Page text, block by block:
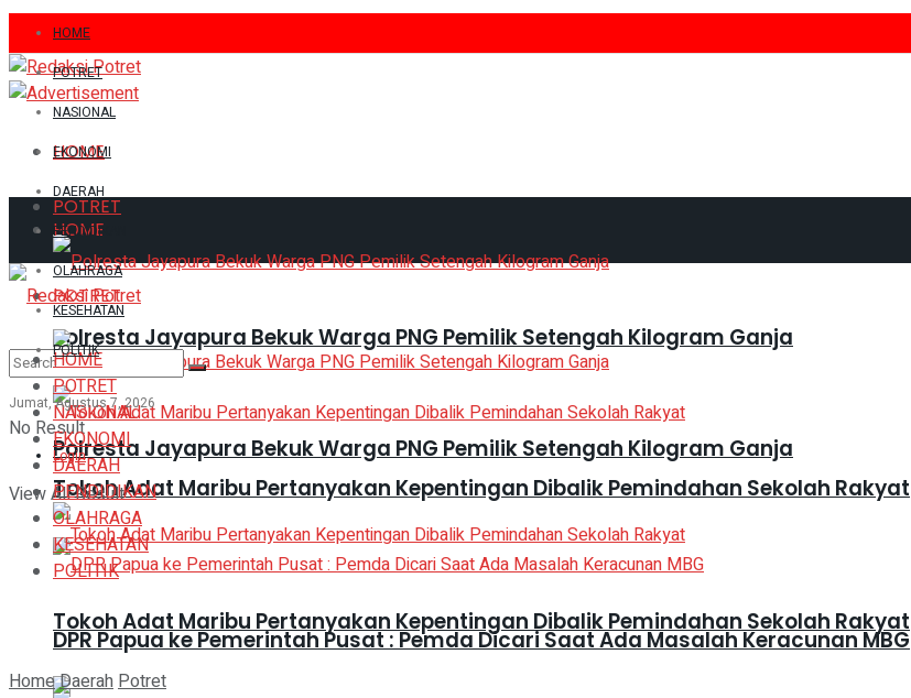
HOME
POTRET
NASIONAL
EKONOMI
DAERAH
PENDIDIKAN
OLAHRAGA
KESEHATAN
POLITIK
Jumat, Agustus 7, 2026
Login
HOME
POTRET
Polresta Jayapura Bekuk Warga PNG Pemilik Setengah Kilogram Ganja
Tokoh Adat Maribu Pertanyakan Kepentingan Dibalik Pemindahan Sekolah Rakyat
DPR Papua ke Pemerintah Pusat : Pemda Dicari Saat Ada Masalah Keracunan MBG
HOME
POTRET
Polresta Jayapura Bekuk Warga PNG Pemilik Setengah Kilogram Ganja
Tokoh Adat Maribu Pertanyakan Kepentingan Dibalik Pemindahan Sekolah Rakyat
No Result
View All Result
HOME
POTRET
NASIONAL
EKONOMI
DAERAH
PENDIDIKAN
OLAHRAGA
KESEHATAN
POLITIK
HomeDaerahPotret